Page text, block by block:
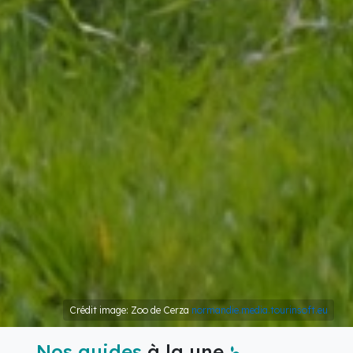
Crédit image: Zoo de Cerza normandie.media.tourinsoft.eu